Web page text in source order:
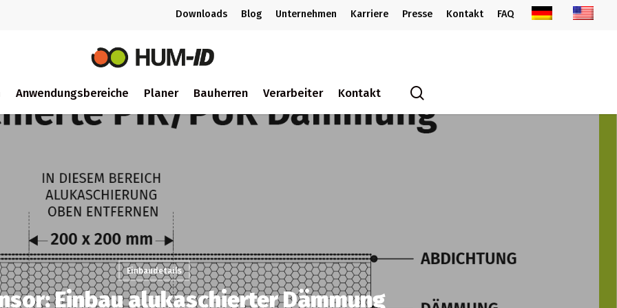
Downloads Blog Unternehmen Karriere Presse Kontakt FAQ
Anwendungsbereiche Planer Bauherren Verarbeiter Kontakt
Einbaudetails
Einbau alukaschierter Dämmung